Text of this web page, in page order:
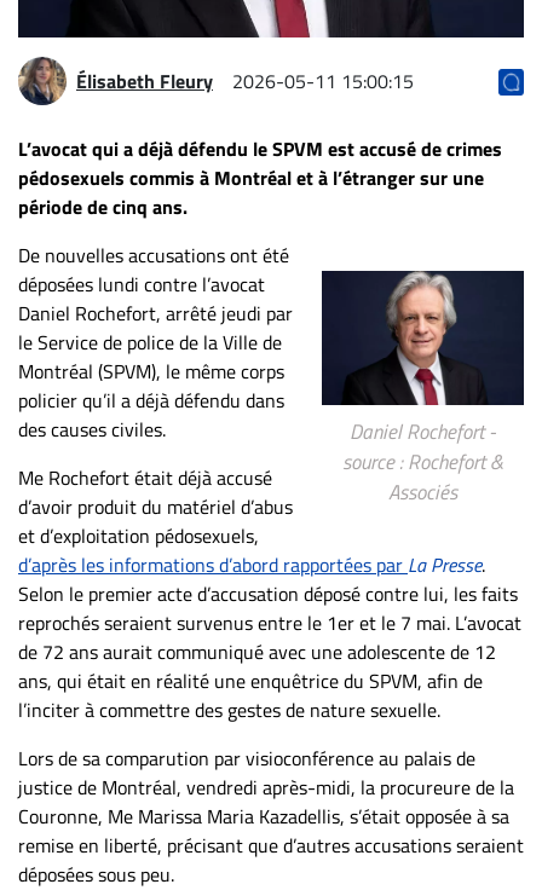
AVOCATS
ET
JURISTES
Offres
d'emploi
Formation
Métiers
Scoop?
CABINETS
ET
ENTREPRISES
Espace
entreprises
Page
entreprises
Publier
un
emploi
Publicité
recrutements
TROUVEZ-
NOUS
Élisabeth Fleury 2026-05-11 15:00:15
L’avocat qui a déjà défendu le SPVM est accusé de crimes
pédosexuels commis à Montréal et à l’étranger sur une
période de cinq ans.
Daniel Rochefort -
source : Rochefort &
Associés
De nouvelles accusations ont été
déposées lundi contre l’avocat
Daniel Rochefort, arrêté jeudi par
le Service de police de la Ville de
Montréal (SPVM), le même corps
policier qu’il a déjà défendu dans
des causes civiles.
Me Rochefort était déjà accusé
d’avoir produit du matériel d’abus
et d’exploitation pédosexuels,
d’après les informations d’abord rapportées par La Presse.
Selon le premier acte d’accusation déposé contre lui, les faits
reprochés seraient survenus entre le 1er et le 7 mai. L’avocat
de 72 ans aurait communiqué avec une adolescente de 12
ans, qui était en réalité une enquêtrice du SPVM, afin de
l’inciter à commettre des gestes de nature sexuelle.
Lors de sa comparution par visioconférence au palais de
justice de Montréal, vendredi après-midi, la procureure de la
Couronne, Me Marissa Maria Kazadellis, s’était opposée à sa
remise en liberté, précisant que d’autres accusations seraient
déposées sous peu.